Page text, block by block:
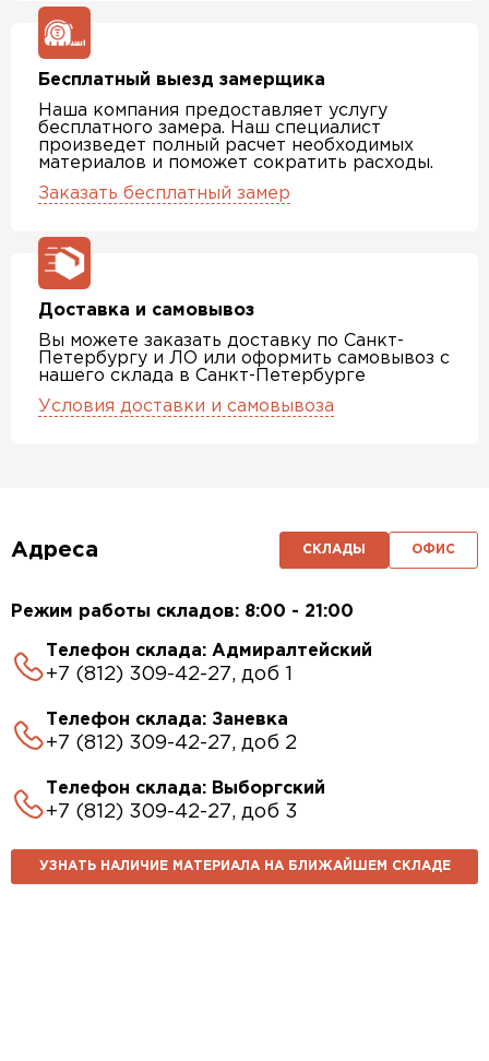
Бесплатный выезд замерщика
Наша компания предоставляет услугу
бесплатного замера. Наш специалист
произведет полный расчет необходимых
материалов и поможет сократить расходы.
Заказать бесплатный замер
Доставка и самовывоз
Вы можете заказать доставку по Санкт-
Петербургу и ЛО или оформить самовывоз с
нашего склада в Санкт-Петербурге
Условия доставки и самовывоза
Адреса СКЛАДЫ ОФИС
Режим работы складов: 8:00 - 21:00
Телефон склада: Адмиралтейский
+7 (812) 309-42-27, доб 1
Телефон склада: Заневка
+7 (812) 309-42-27, доб 2
Телефон склада: Выборгский
+7 (812) 309-42-27, доб 3
УЗНАТЬ НАЛИЧИЕ МАТЕРИАЛА НА БЛИЖАЙШЕМ СКЛАДЕ